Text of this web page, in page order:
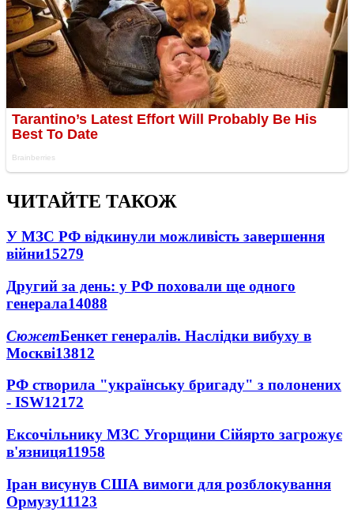
ЧИТАЙТЕ ТАКОЖ
У МЗС РФ відкинули можливість завершення
війни15279
Другий за день: у РФ поховали ще одного
генерала14088
СюжетБенкет генералів. Наслідки вибуху в
Москві13812
РФ створила "українську бригаду" з полонених
- ISW12172
Ексочільнику МЗС Угорщини Сійярто загрожує
в'язниця11958
Іран висунув США вимоги для розблокування
Ормузу11123